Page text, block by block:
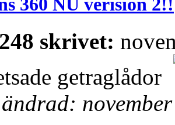
skrivet:
getraglådor
ändrad: